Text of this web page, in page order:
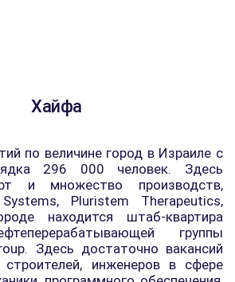
Хайфа
по величине город в Израиле с
296 000 человек. Здесь
и множество производств,
Pluristem Therapeutics,
находится штаб-квартира
группы
Здесь достаточно вакансий
строителей, инженеров в сфере